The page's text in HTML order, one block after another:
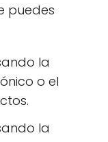
puedes
la
o el
la